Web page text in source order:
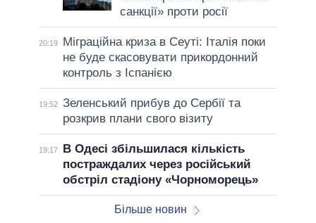
санкції» проти росії
20:19
Міграційна криза в Сеуті: Італія поки
не буде скасовувати прикордонний
контроль з Іспанією
19:52 Зеленський прибув до Сербії та
розкрив плани свого візиту
19:17
В Одесі збільшилася кількість
постраждалих через російський
обстріл стадіону «Чорноморець»
Більше новин